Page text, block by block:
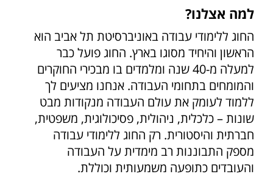
למה אצלנו?
החוג ללימודי עבודה באוניברסיטת תל אביב הוא
הראשון והיחיד מסוגו בארץ. החוג פועל כבר
למעלה מ-40 שנה ומלמדים בו מבכירי החוקרים
והמומחים בתחומי העבודה. אנחנו מציעים לך
ללמוד לעומק את עולם העבודה מנקודות מבט
שונות – כלכלית, ניהולית, פסיכולוגית, משפטית,
חברתית והיסטורית. רק החוג ללימודי עבודה
מספק התבוננות רב מימדית על העבודה
והעובדים כתופעה משמעותית וכוללת.